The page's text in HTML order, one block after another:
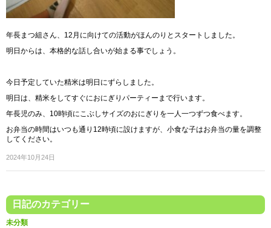
年長まつ組さん、12月に向けての活動がほんのりとスタートしました。
明日からは、本格的な話し合いが始まる事でしょう。
今日予定していた精米は明日にずらしました。
明日は、精米をしてすぐにおにぎりパーティーまで行います。
年長児のみ、10時頃にこぶしサイズのおにぎりを一人一つずつ食べます。
お弁当の時間はいつも通り12時頃に設けますが、小食な子はお弁当の量を調整
してください。
2024年10月24日
日記のカテゴリー
未分類